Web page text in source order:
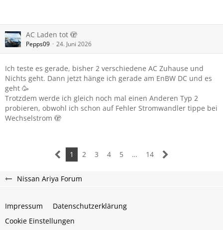
AC Laden tot 🫣
Pepps09 24. Juni 2026
Ich teste es gerade, bisher 2 verschiedene AC Zuhause und
Nichts geht. Dann jetzt hänge ich gerade am EnBW DC und es
geht 🥳
Trotzdem werde ich gleich noch mal einen Anderen Typ 2
probieren, obwohl ich schon auf Fehler Stromwandler tippe bei
Wechselstrom 🫣
1 2 3 4 5 … 14
Nissan Ariya Forum
Impressum
Datenschutzerklärung
Cookie Einstellungen